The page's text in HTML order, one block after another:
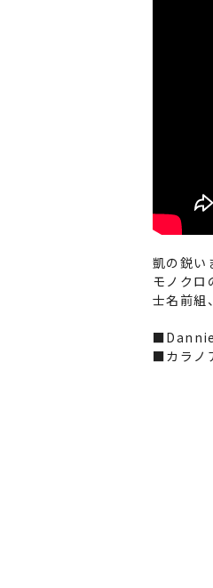
凱の鋭い
モノクロ
士名前組
■Dannie
■カラノ